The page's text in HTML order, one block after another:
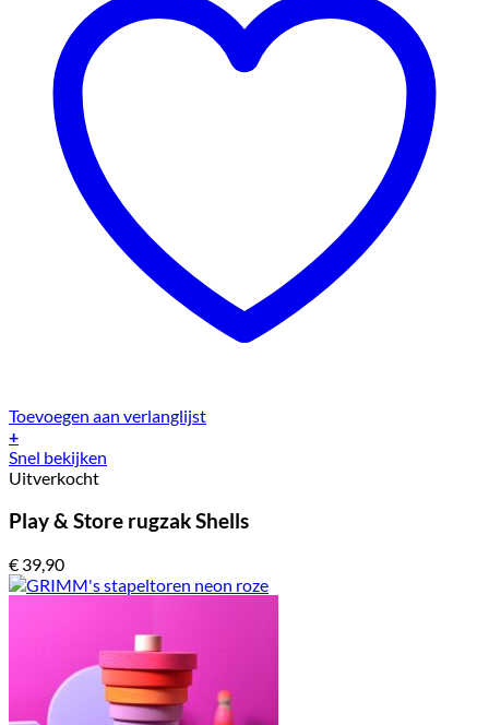
Toevoegen aan verlanglijst
+
Snel bekijken
Uitverkocht
Play & Store rugzak Shells
€ 39,90